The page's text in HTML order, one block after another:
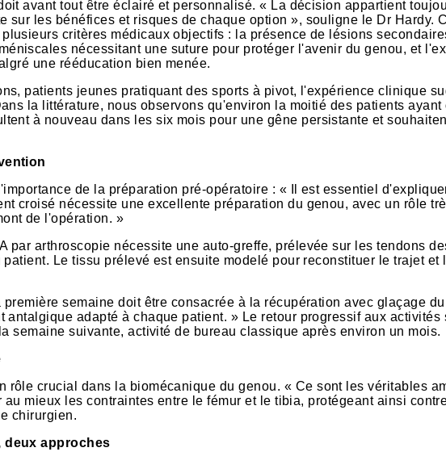
avant tout être éclairé et personnalisé. « La décision appartient
sur les bénéfices et risques de chaque option », souligne le Dr Hardy.
critères médicaux objectifs : la présence de lésions
nécessitant une suture pour protéger l'avenir du genou, et
une rééducation bien menée.
patients jeunes pratiquant des sports à pivot, l'expérience clinique
la littérature, nous observons qu'environ la moitié des patients ayant
à nouveau dans les six mois pour une gêne persistante et
de la préparation pré-opératoire : « Il est essentiel
croisé nécessite une excellente préparation du genou, avec un rôle
de l'opération. »
par arthroscopie nécessite une auto-greffe, prélevée sur les tendons
Le tissu prélevé est ensuite modelé pour reconstituer le trajet et
semaine doit être consacrée à la récupération avec glaçage
antalgique adapté à chaque patient. » Le retour progressif aux activités
semaine suivante, activité de bureau classique après environ un mois.
rôle crucial dans la biomécanique du genou. « Ce sont les véritables
au mieux les contraintes entre le fémur et le tibia, protégeant ainsi
chirurgien.
deux approches